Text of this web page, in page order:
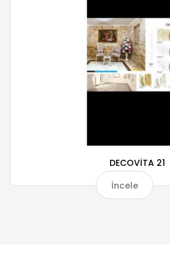
DECOVİTA 21
İncele